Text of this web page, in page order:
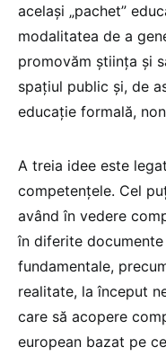
același „pachet”
modalitatea de a
promovăm știința și
spațiul public și, de
educație formală,
A treia idee este
competențele. Cel
având în vedere
în diferite
fundamentale,
realitate, la început
care să acopere
european bazat pe